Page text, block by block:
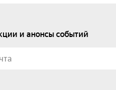
и анонсы событий